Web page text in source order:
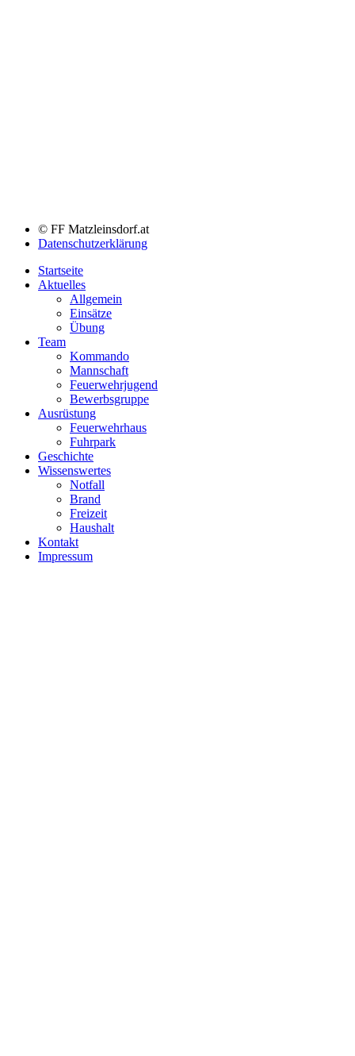
© FF Matzleinsdorf.at
Datenschutzerklärung
Startseite
Aktuelles
Allgemein
Einsätze
Übung
Team
Kommando
Mannschaft
Feuerwehrjugend
Bewerbsgruppe
Ausrüstung
Feuerwehrhaus
Fuhrpark
Geschichte
Wissenswertes
Notfall
Brand
Freizeit
Haushalt
Kontakt
Impressum